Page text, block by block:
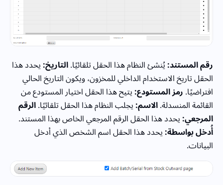
رقم المستند:يُنشئ النظام هذا الحقل تلقائيًا.التاريخ:يحدد هذا
الحقل تاريخ الاستخدام الداخلي للمخزون، ويكون التاريخ الحالي
افتراضيًا.رمز المستودع:يتيح هذا الحقل اختيار المستودع من
القائمة المنسدلة.الاسم:يجلب النظام هذا الحقل تلقائيًا.الرقم
المرجعي:يحدد هذا الحقل الرقم المرجعي الخاص بهذا المستند.
أُدخل بواسطة:يحدد هذا الحقل اسم الشخص الذي أدخل
البيانات.